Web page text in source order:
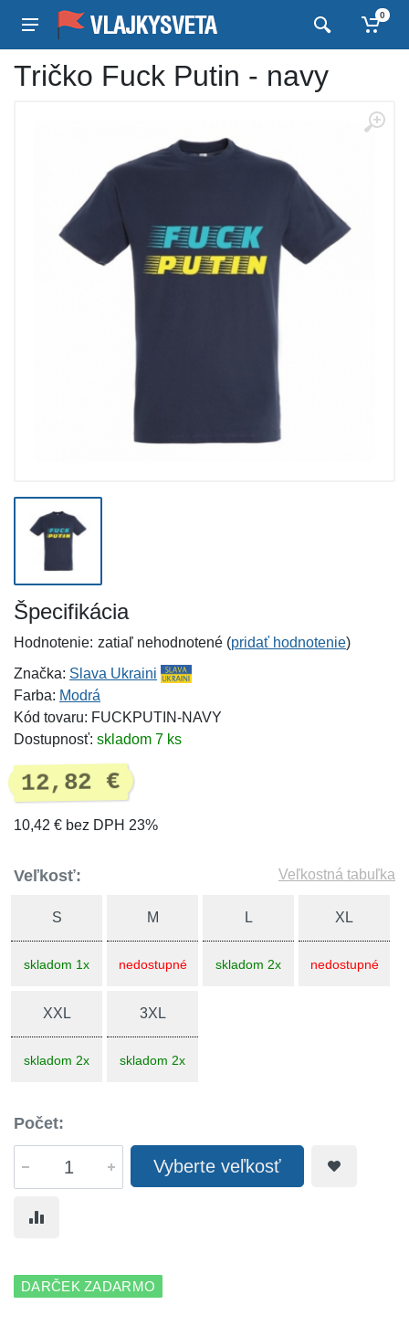
0
Tričko Fuck Putin - navy
Špecifikácia
Hodnotenie: zatiaľ nehodnotené (pridať hodnotenie)
Značka: Slava Ukraini
Farba: Modrá
Kód tovaru: FUCKPUTIN-NAVY
Dostupnosť: skladom 7 ks
12,82 €
10,42 € bez DPH 23%
Veľkosť: Veľkostná tabuľka
S
skladom 1x
M
nedostupné
L
skladom 2x
XL
nedostupné
XXL
skladom 2x
3XL
skladom 2x
Počet:
Vyberte veľkosť
DARČEK ZADARMO